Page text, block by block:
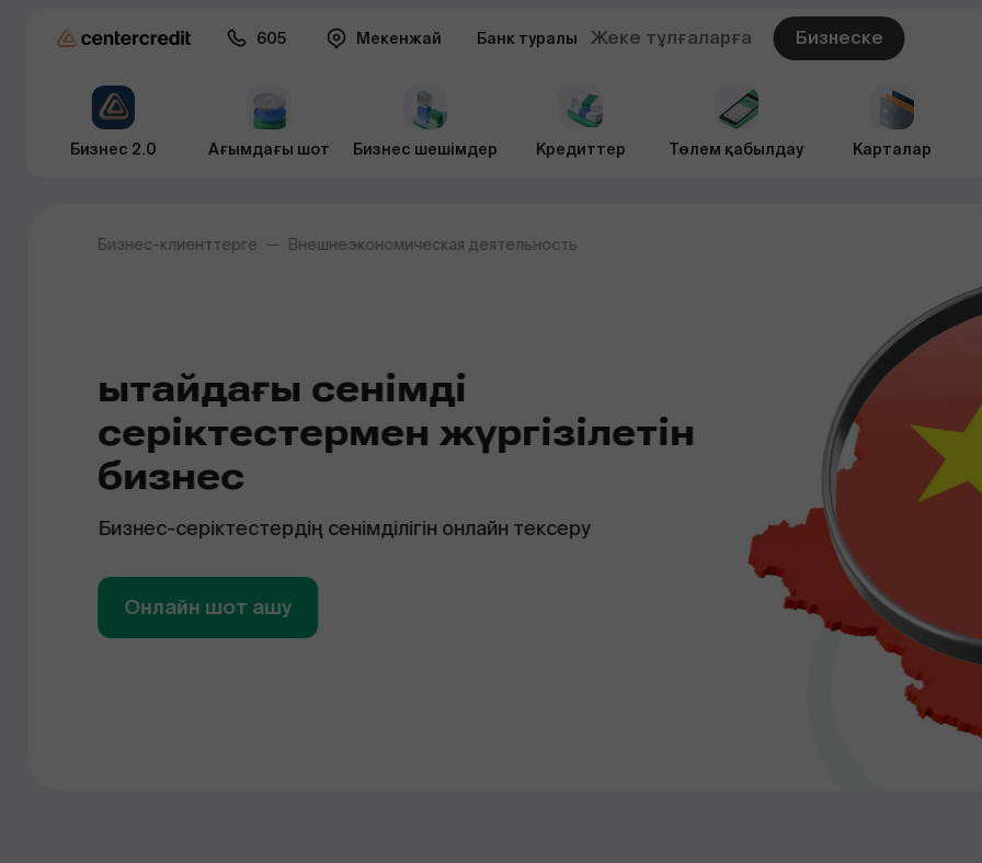
605 Мекенжай Банк туралы Жеке тұлғаларға Бизнеске
Бизнес 2.0 Ағымдағы шот Бизнес шешімдер Кредиттер Төлем қабылдау Карталар
Бизнес-клиенттерге Внешнеэкономическая деятельность
Қытайдағы сенімді
серіктестермен жүргізілетін
бизнес
Бизнес-серіктестердің сенімділігін онлайн тексеру
Онлайн шот ашу